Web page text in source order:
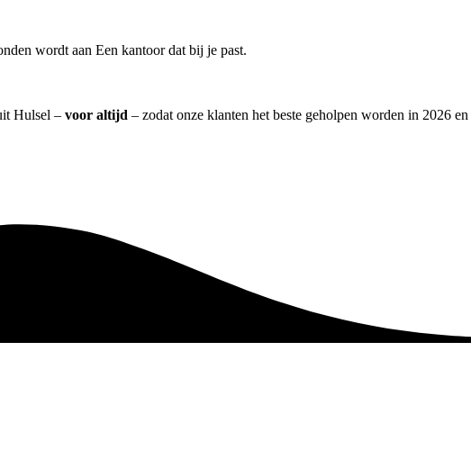
wordt aan Een kantoor dat bij je past.
Hulsel – voor altijd – zodat onze klanten het beste geholpen worden in 2026 en